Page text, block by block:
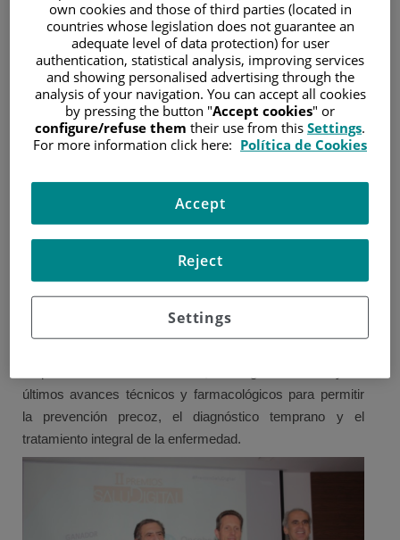
Salud Digital
5 de febrero de 2018
/Hospital Universitario Fundación Jiménez Díaz
El Instituto Oncológico OncoHealth, perteneciente al
Hospital Universitario Fundación Jiménez Díaz, ha sido
galardonado en la segunda edición de los Premios
acto presidido por elconsejero de Sanidad de la
Comunidad de Madrid, D. Enrique Ruiz Escudero, dentro
El premio, recogido por el Dr. Jesús García-Foncillas,
director del instituto, supone un reconocimiento a este
abordar el cáncer desde una perspectiva novedosa,
últimos avances técnicos y farmacológicos para permitir
la prevención precoz, el diagnóstico temprano y el
tratamiento integral de la enfermedad.
own cookies and those of third parties (located in
countries whose legislation does not guarantee an
adequate level of data protection) for user
authentication, statistical analysis, improving services
and showing personalised advertising through the
analysis of your navigation. You can accept all cookies
by pressing the button "Accept cookies" or
configure/refuse them their use from this Settings.
For more information click here: Política de Cookies
Settings
Reject
Accept